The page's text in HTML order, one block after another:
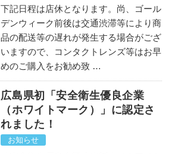
下記日程は店休となります。尚、ゴール
デンウィーク前後は交通渋滞等により商
品の配送等の遅れが発生する場合がござ
いますので、コンタクトレンズ等はお早
めのご購入をお勧め致 …
広島県初「安全衛生優良企業
（ホワイトマーク）」に認定さ
れました！
お知らせ